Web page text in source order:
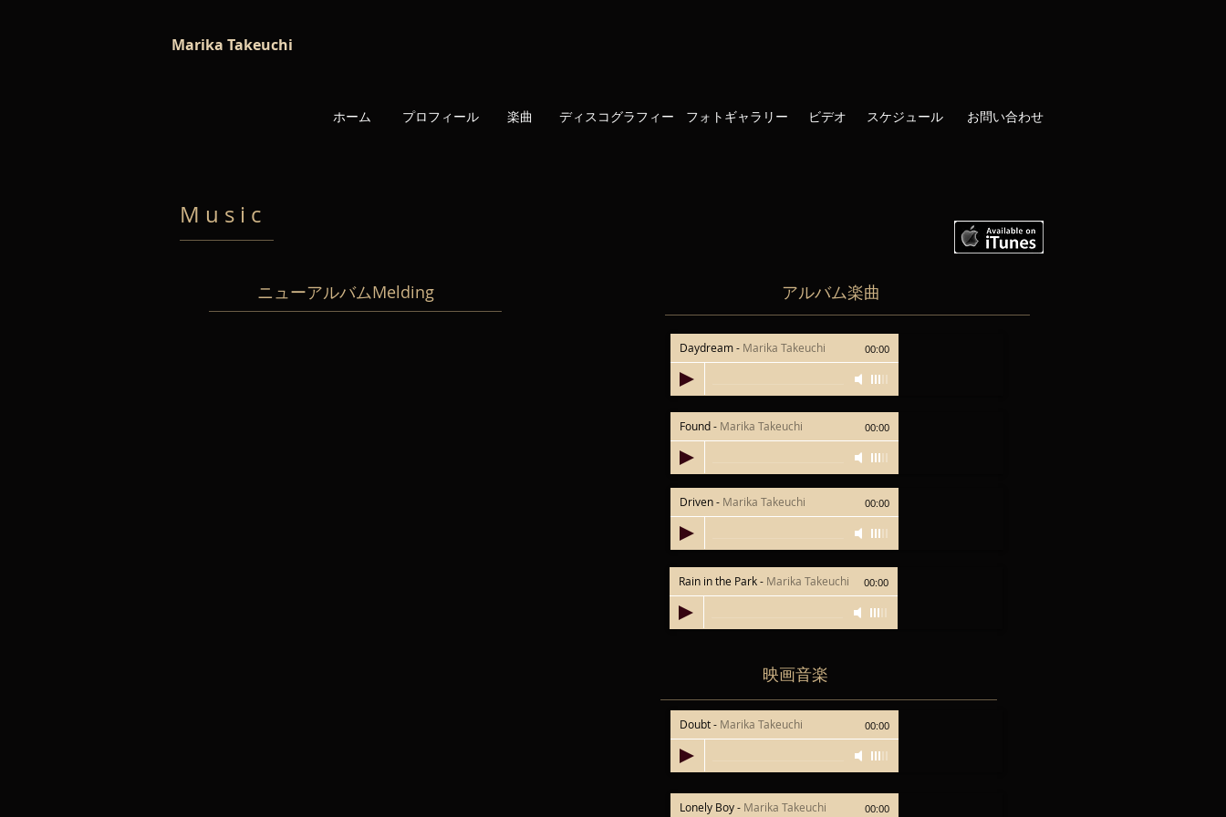
Marika Takeuchi
ホーム プロフィール 楽曲 ディスコグラフィー フォトギャラリー ビデオ スケジュール お問い合わせ
M u s i c
ニューアルバムMelding アルバム楽曲
Daydream- Marika Takeuchi 00:00
Found- Marika Takeuchi 00:00
Driven- Marika Takeuchi 00:00
Rain in the Park- Marika Takeuchi 00:00
映画音楽
Doubt- Marika Takeuchi 00:00
Lonely Boy- Marika Takeuchi 00:00